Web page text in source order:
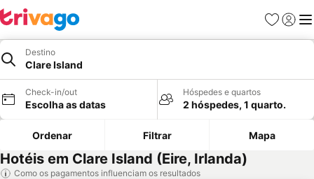
Favoritos
Iniciar
Destino
Clare Island
Check-in/out
Escolha as datas
Hóspedes e quartos
2 hóspedes, 1 quarto.
Ordenar Filtrar Mapa
Hotéis em Clare Island (Eire, Irlanda)
Como os pagamentos influenciam os resultados